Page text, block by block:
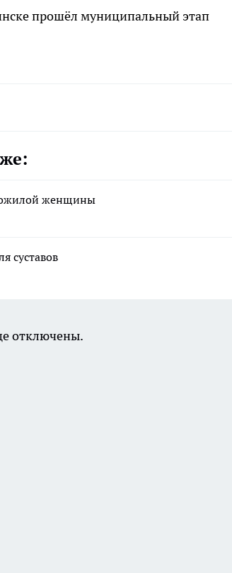
прошёл муниципальный этап
женщины
суставов
отключены.